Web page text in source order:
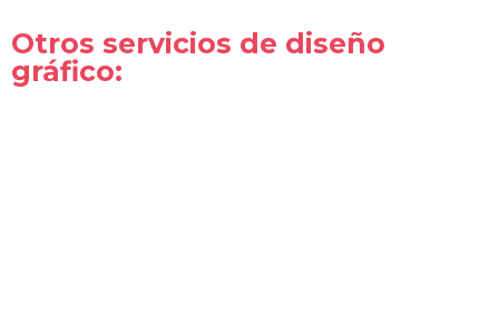
Otros servicios de diseño
gráfico: